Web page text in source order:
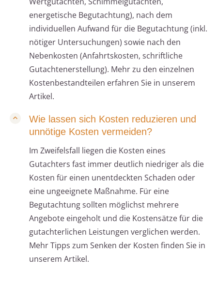
energetische Begutachtung), nach dem
individuellen Aufwand für die Begutachtung (inkl.
nötiger Untersuchungen) sowie nach den
Nebenkosten (Anfahrtskosten, schriftliche
Gutachtenerstellung). Mehr zu den einzelnen
Kostenbestandteilen erfahren Sie in unserem
Artikel.
Wie lassen sich Kosten reduzieren und
unnötige Kosten vermeiden?
Im Zweifelsfall liegen die Kosten eines
Gutachters fast immer deutlich niedriger als die
Kosten für einen unentdeckten Schaden oder
eine ungeeignete Maßnahme. Für eine
Begutachtung sollten möglichst mehrere
Angebote eingeholt und die Kostensätze für die
gutachterlichen Leistungen verglichen werden.
Mehr Tipps zum Senken der Kosten finden Sie in
unserem Artikel.